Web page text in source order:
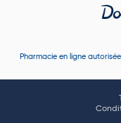
Pharmacie en ligne